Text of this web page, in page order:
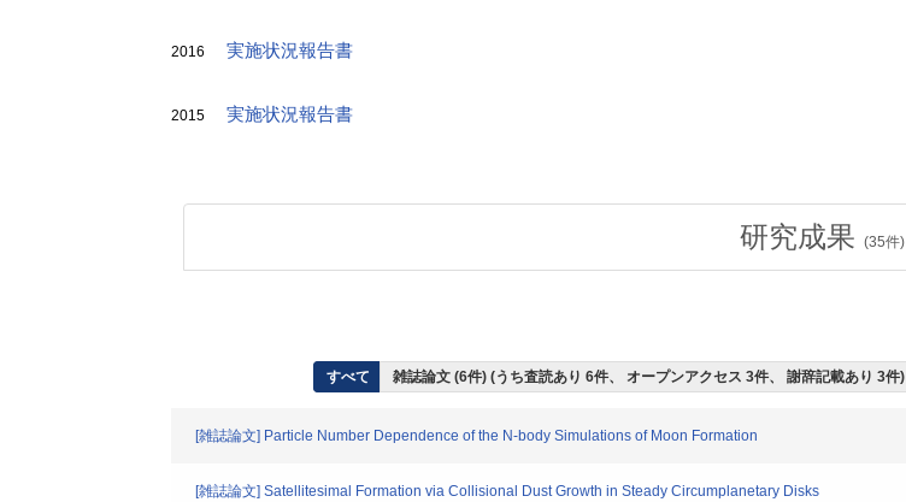
2016 実施状況報告書
2015 実施状況報告書
研究成果 (35件)
すべて 雑誌論文 (6件) (うち査読あり 6件、 オープンアクセス 3件、 謝辞記載あり 3件)
[雑誌論文] Particle Number Dependence of the N-body Simulations of Moon Formation
[雑誌論文] Satellitesimal Formation via Collisional Dust Growth in Steady Circumplanetary Disks